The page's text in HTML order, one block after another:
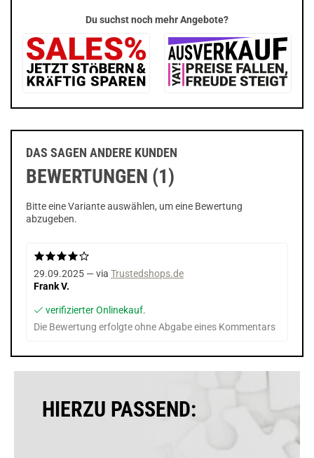
Du suchst noch mehr Angebote?
DAS SAGEN ANDERE KUNDEN
BEWERTUNGEN (1)
Bitte eine Variante auswählen, um eine Bewertung
abzugeben.
29.09.2025 — via Trustedshops.de
Frank V.
verifizierter Onlinekauf.
Die Bewertung erfolgte ohne Abgabe eines Kommentars
HIERZU PASSEND: